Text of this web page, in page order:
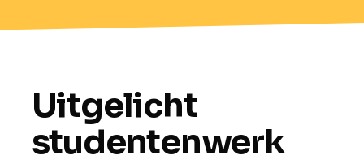
Uitgelicht
studentenwerk